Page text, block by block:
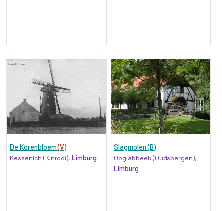
De Korenbloem(V)
Kessenich (Kinrooi), Limburg
Slagmolen (B)
Opglabbeek (Oudsbergen),
Limburg